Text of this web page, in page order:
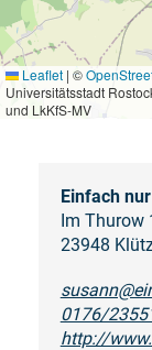
Leaflet | ©
Universitätsstadt
und LkKfS-MV
Einfach
Im Thurow
23948
0176/
http://